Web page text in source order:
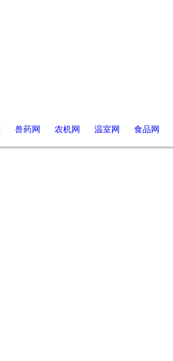
兽药网 农机网 温室网 食品网